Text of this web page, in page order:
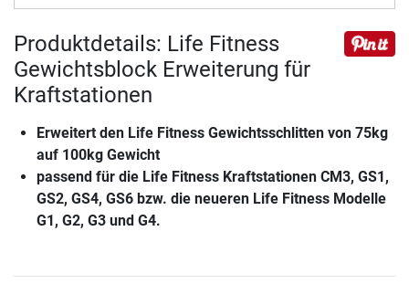
Produktdetails: Life Fitness
Gewichtsblock Erweiterung für
Kraftstationen
Erweitert den Life Fitness Gewichtsschlitten von 75kg
auf 100kg Gewicht
passend für die Life Fitness Kraftstationen CM3, GS1,
GS2, GS4, GS6 bzw. die neueren Life Fitness Modelle
G1, G2, G3 und G4.